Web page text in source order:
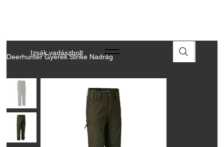
Izsák vadászbolt
Deerhunter Gyerek Strike Nadrág